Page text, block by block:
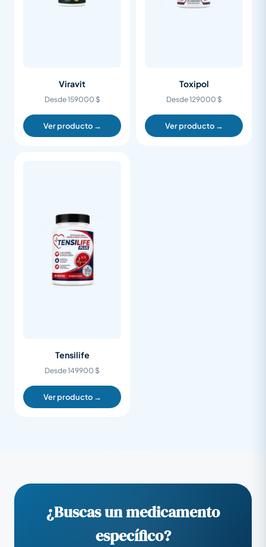
Viravit
Desde 159000 $
Ver producto →
Toxipol
Desde 129000 $
Ver producto →
Tensilife
Desde 149900 $
Ver producto →
¿Buscas un medicamento
específico?